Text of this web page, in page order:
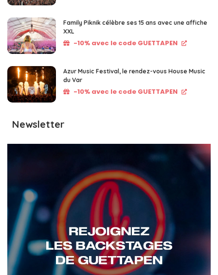
Family Piknik célèbre ses 15 ans avec une affiche
XXL
-10% avec le code GUETTAPEN
Azur Music Festival, le rendez-vous House Music
du Var
-10% avec le code GUETTAPEN
Newsletter